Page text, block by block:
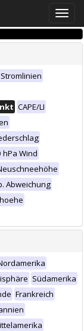
Toggle
CAPE/LI
hPa Wind
Abweichung
Südamerika
Frankreich